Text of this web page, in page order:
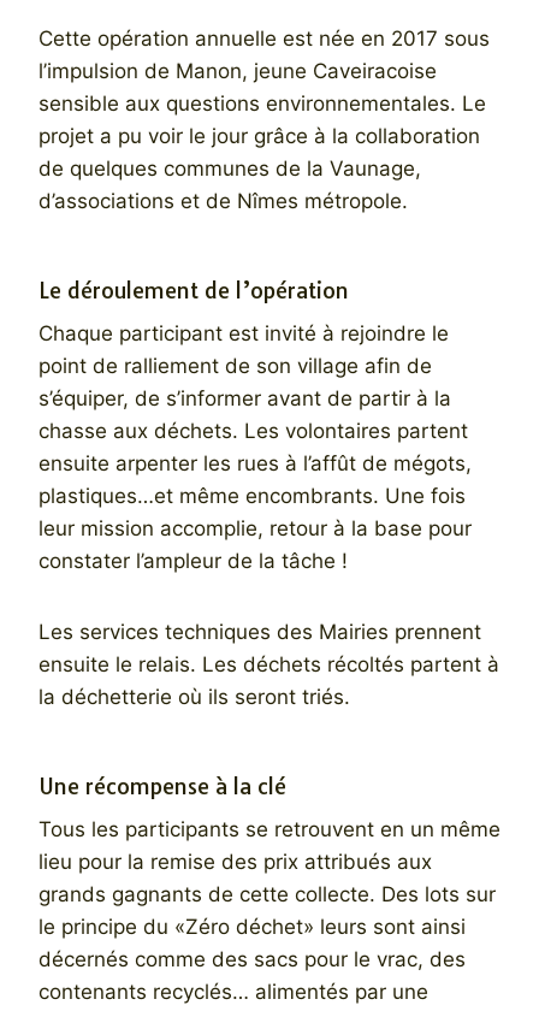
Cette opération annuelle est née en 2017 sous
l’impulsion de Manon, jeune Caveiracoise
sensible aux questions environnementales. Le
projet a pu voir le jour grâce à la collaboration
de quelques communes de la Vaunage,
d’associations et de Nîmes métropole.
Le déroulement de l’opération
Chaque participant est invité à rejoindre le
point de ralliement de son village afin de
s’équiper, de s’informer avant de partir à la
chasse aux déchets. Les volontaires partent
ensuite arpenter les rues à l’affût de mégots,
plastiques…et même encombrants. Une fois
leur mission accomplie, retour à la base pour
constater l’ampleur de la tâche !
Les services techniques des Mairies prennent
ensuite le relais. Les déchets récoltés partent à
la déchetterie où ils seront triés.
Une récompense à la clé
Tous les participants se retrouvent en un même
lieu pour la remise des prix attribués aux
grands gagnants de cette collecte. Des lots sur
le principe du «Zéro déchet» leurs sont ainsi
décernés comme des sacs pour le vrac, des
contenants recyclés… alimentés par une